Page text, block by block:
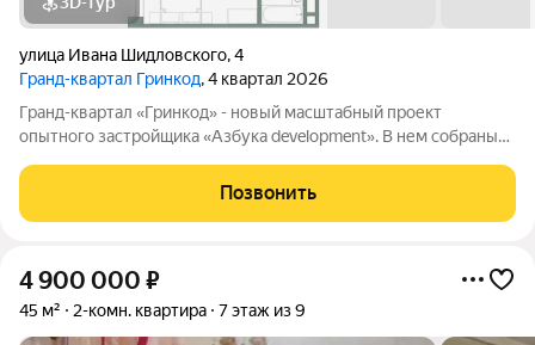
улица Ивана Шидловского,4
Гранд-квартал Гринкод, 4 квартал 2026
Гранд-квартал «Гринкод» - новый масштабный проект
опытного застройщика «Азбука development». В нем собраны
чтобы создать среду для счастливой семейной жизни. Квартал
расположен в 44 микрорайоне
Позвонить
4 900 000 ₽
45 м² 2-комн. квартира 7 этаж из 9